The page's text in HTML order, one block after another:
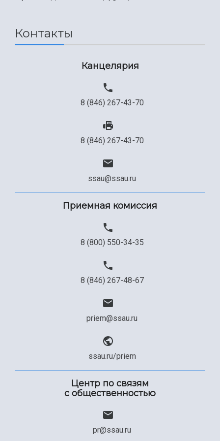
Контакты
Канцелярия
8 (846) 267-43-70
8 (846) 267-43-70
ssau@ssau.ru
Приемная комиссия
8 (800) 550-34-35
8 (846) 267-48-67
priem@ssau.ru
ssau.ru/priem
Центр по связям
с общественностью
pr@ssau.ru